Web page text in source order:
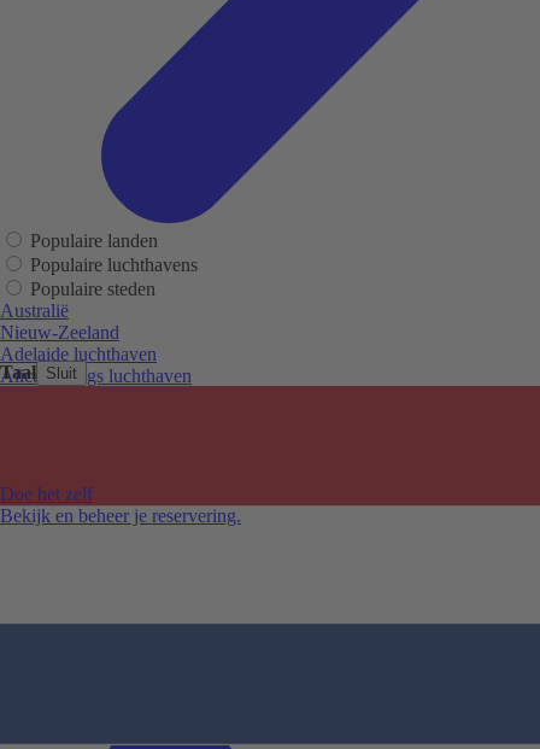
Taal Sluit
Doe het zelf
Bekijk en beheer je reservering.
Populaire landen
Populaire luchthavens
Populaire steden
Australië
Nieuw-Zeeland
Adelaide luchthaven
Alice Springs luchthaven
Melbourne Tullamarine luchthaven
Perth luchthaven
Sydney luchthaven